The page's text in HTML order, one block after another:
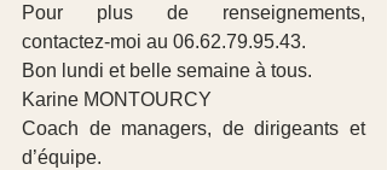
Pour plus de renseignements,
contactez-moi au 06.62.79.95.43.
Bon lundi et belle semaine à tous.
Karine MONTOURCY
Coach de managers, de dirigeants et
d’équipe.